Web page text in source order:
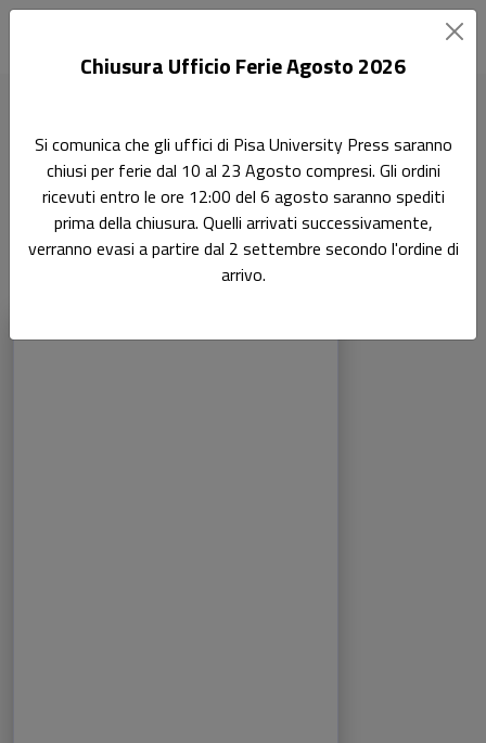
Gastroenterologia 06/MEDS-
Chiusura Ufficio Ferie Agosto 2026
Si comunica che gli uffici di Pisa University Press saranno
chiusi per ferie dal 10 al 23 Agosto compresi. Gli ordini
ricevuti entro le ore 12:00 del 6 agosto saranno spediti
prima della chiusura. Quelli arrivati successivamente,
verranno evasi a partire dal 2 settembre secondo l'ordine di
arrivo.